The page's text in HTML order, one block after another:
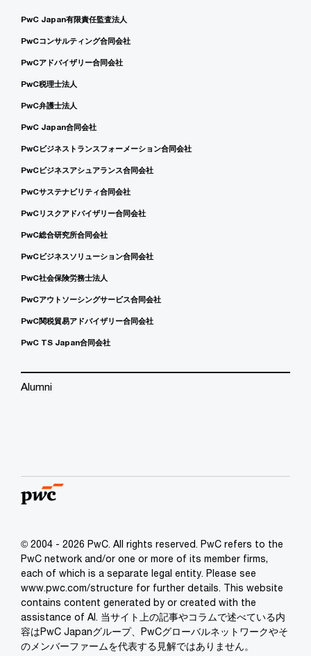
PwC Japan有限責任監査法人
PwCコンサルティング合同会社
PwCアドバイザリー合同会社
PwC税理士法人
PwC弁護士法人
PwC Japan合同会社
PwCビジネストランスフォーメーション合同会社
PwCビジネスアシュアランス合同会社
PwCサステナビリティ合同会社
PwCリスクアドバイザリー合同会社
PwC総合研究所合同会社
PwCビジネスソリューション合同会社
PwC社会保険労務士法人
PwCアウトソーシングサービス合同会社
PwC関税貿易アドバイザリー合同会社
PwC TS Japan合同会社
Alumni
© 2004 - 2026 PwC. All rights reserved. PwC refers to the
PwC network and/or one or more of its member firms,
each of which is a separate legal entity. Please see
www.pwc.com/structure for further details. This website
contains content generated by or created with the
assistance of AI. 当サイト上の記事やコラムで述べている内
容はPwC Japanグループ、PwCグローバルネットワークやそ
のメンバーファームを代表する見解ではありません。